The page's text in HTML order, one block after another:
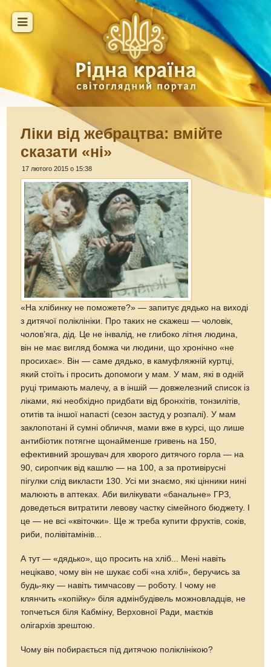
Ліки від жебрацтва: вмійте
сказати «ні»
17 лютого 2015 о 15:38
«На хлібинку не поможете?» — запитує дядько на виході
з дитячої поліклініки. Про таких не скажеш — чоловік,
чолов’яга, дід. Це не інвалід, не глибоко літня людина,
він не має вигляд бомжа чи людини, що хронічно «не
просихає». Він — саме дядько, в камуфляжній куртці,
який стоїть і просить допомоги у мам. У мам, які в одній
руці тримають малечу, а в іншій — довжелезний список iз
ліками, які необхідно придбати від бронхітів, тонзилітів,
отитів та іншої напасті (сезон застуд у розпалі). У мам
заклопотані й сумні обличчя, мами вже в курсі, що лише
антибіотик потягне щонайменше гривень на 150,
ефективний зрошувач для хворого дитячого горла — на
90, сиропчик від кашлю — на 100, а за противірусні
пігулки слід викласти 130. Усі ми знаємо, які цінники нині
малюють в аптеках. Аби вилікувати «банальне» ГРЗ,
доведеться витратити левову частку сімейного бюджету. І
це — не всі «квіточки». Ще ж треба купити фруктів, соків,
риби, полівітамінів...
А тут — «дядько», що просить на хліб... Мені навіть
нецікаво, чому він не шукає собі «на хліб», беручись за
будь-яку — навіть тимчасову — роботу. І чому не
клянчить «копійку» біля адмінбудівель можновладців, не
топчеться біля Кабміну, Верховної Ради, маєтків
олігархів зрештою.
Чому він побирається під дитячою поліклінікою?